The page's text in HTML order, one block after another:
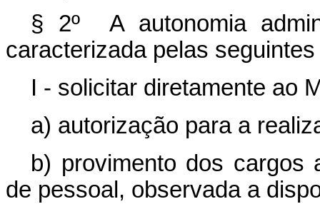
§ 2º A autonomia
caracterizada pelas
I - solicitar diretamente ao
a) autorização para a
b) provimento dos cargos
de pessoal, observada a